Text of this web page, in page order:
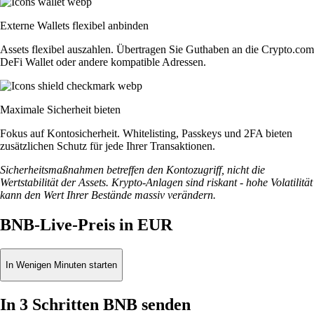
Externe Wallets flexibel anbinden
Assets flexibel auszahlen. Übertragen Sie Guthaben an die Crypto.com
DeFi Wallet oder andere kompatible Adressen.
Maximale Sicherheit bieten
Fokus auf Kontosicherheit. Whitelisting, Passkeys und 2FA bieten
zusätzlichen Schutz für jede Ihrer Transaktionen.
Sicherheitsmaßnahmen betreffen den Kontozugriff, nicht die
Wertstabilität der Assets. Krypto-Anlagen sind riskant - hohe Volatilität
kann den Wert Ihrer Bestände massiv verändern.
BNB-Live-Preis in EUR
In Wenigen Minuten starten
In 3 Schritten BNB senden